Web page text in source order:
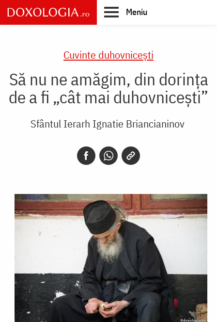
Skip
to
main
Meniu
Cuvinte duhovnicești
Să nu ne amăgim, din dorința
de a fi „cât mai duhovnicești”
Sfântul Ierarh Ignatie Briancianinov